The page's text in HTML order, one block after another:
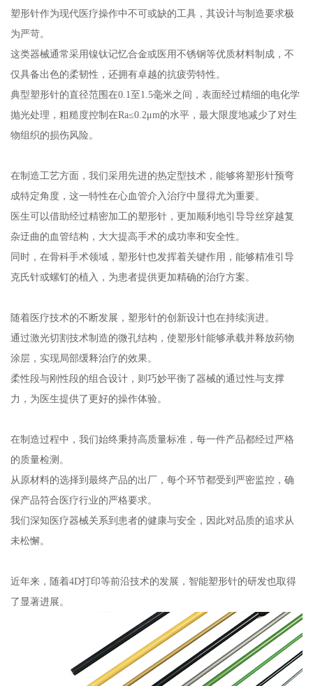
塑形针作为现代医疗操作中不可或缺的工具，其设计与制造要求极
为严苛。
这类器械通常采用镍钛记忆合金或医用不锈钢等优质材料制成，不
仅具备出色的柔韧性，还拥有卓越的抗疲劳特性。
典型塑形针的直径范围在0.1至1.5毫米之间，表面经过精细的电化学
抛光处理，粗糙度控制在Ra≤0.2μm的水平，最大限度地减少了对生
物组织的损伤风险。
在制造工艺方面，我们采用先进的热定型技术，能够将塑形针预弯
成特定角度，这一特性在心血管介入治疗中显得尤为重要。
医生可以借助经过精密加工的塑形针，更加顺利地引导导丝穿越复
杂迂曲的血管结构，大大提高手术的成功率和安全性。
同时，在骨科手术领域，塑形针也发挥着关键作用，能够精准引导
克氏针或螺钉的植入，为患者提供更加精确的治疗方案。
随着医疗技术的不断发展，塑形针的创新设计也在持续演进。
通过激光切割技术制造的微孔结构，使塑形针能够承载并释放药物
涂层，实现局部缓释治疗的效果。
柔性段与刚性段的组合设计，则巧妙平衡了器械的通过性与支撑
力，为医生提供了更好的操作体验。
在制造过程中，我们始终秉持高质量标准，每一件产品都经过严格
的质量检测。
从原材料的选择到最终产品的出厂，每个环节都受到严密监控，确
保产品符合医疗行业的严格要求。
我们深知医疗器械关系到患者的健康与安全，因此对品质的追求从
未松懈。
近年来，随着4D打印等前沿技术的发展，智能塑形针的研发也取得
了显著进展。